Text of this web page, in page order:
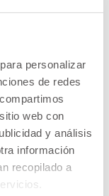
personalizar
de redes
web con
y análisis
información
recopilado a
sobre la
o
al